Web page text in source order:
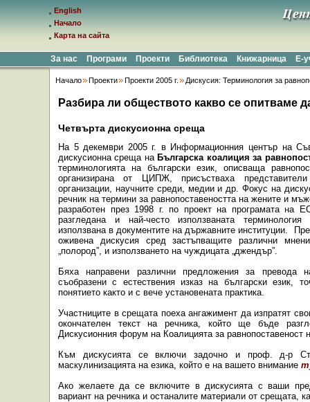
English
Начало
Карта на сайта
За нас Програми Проекти Библиотека Книжарница Е-
Начало Проекти Проекти 2005 г. Дискусия: Терминология за
Разбира ли обществото какво се опитваме
Четвърта дискусионна среща
На 5 декември 2005 г. в Информационния център на
дискусионна среща на Българска коалиция за
терминологията на български език, описваща
организирана от ЦИПЖ, присъстваха
организации, научните среди, медии и др. Фокус на
речник на термини за равнопоставеността на жените и
разработен през 1998 г. по проект на програмата на
разгледана и най-често използваната
използвана в документите на държавните институции.
оживена дискусия сред застъпващите различни
„полород”, и използването на чуждицата „джендър”.
Бяха направени различни предложения за превода
съобразени с естествения изказ на български език,
понятието както и с вече установената практика.
Участниците в срещата поеха ангажимент да изпратят
окончателен текст на речника, който ще бъде
Дискусионния форум на Коалицията за равнопоставеност
Към дискусията се включи задочно и проф. д-р
маскулинизацията на езика, който е на вашето внимание
Ако желаете да се включите в дискусията с ваши
вариант на речника и останалите материали от срещата,